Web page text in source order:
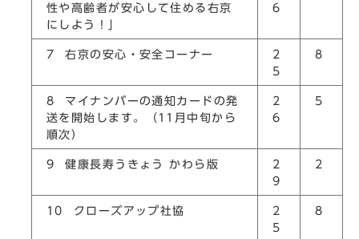
性や高齢者が安心して住める右京
にしよう！」
6
7 右京の安心・安全コーナー
2
5
8
8 マイナンバーの通知カードの発
送を開始します。（11月中旬から
順次）
2
6
5
9 健康長寿うきょう かわら版
2
9
2
10 クローズアップ社協
2
5
8